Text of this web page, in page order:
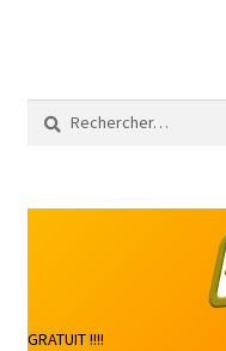
Rechercher :
GRATUIT !!!!